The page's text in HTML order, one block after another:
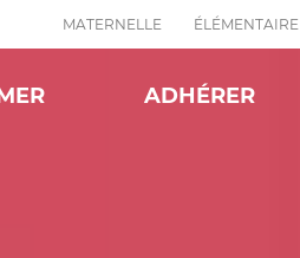
MATERNELLE ÉLÉMENTAIRE
ADHÉRER